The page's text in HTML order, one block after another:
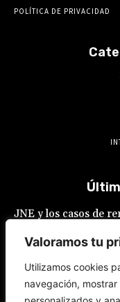
Valoramos tu
Utilizamos cookies
navegación,
POLÍTICA DE PRIVACIDAD
JNE y los casos de
Constitución está
Rafael López Aliaga